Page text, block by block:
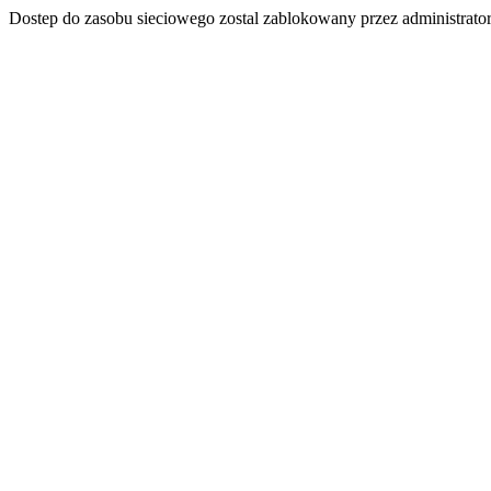
Dostep do zasobu sieciowego zostal zablokowany przez